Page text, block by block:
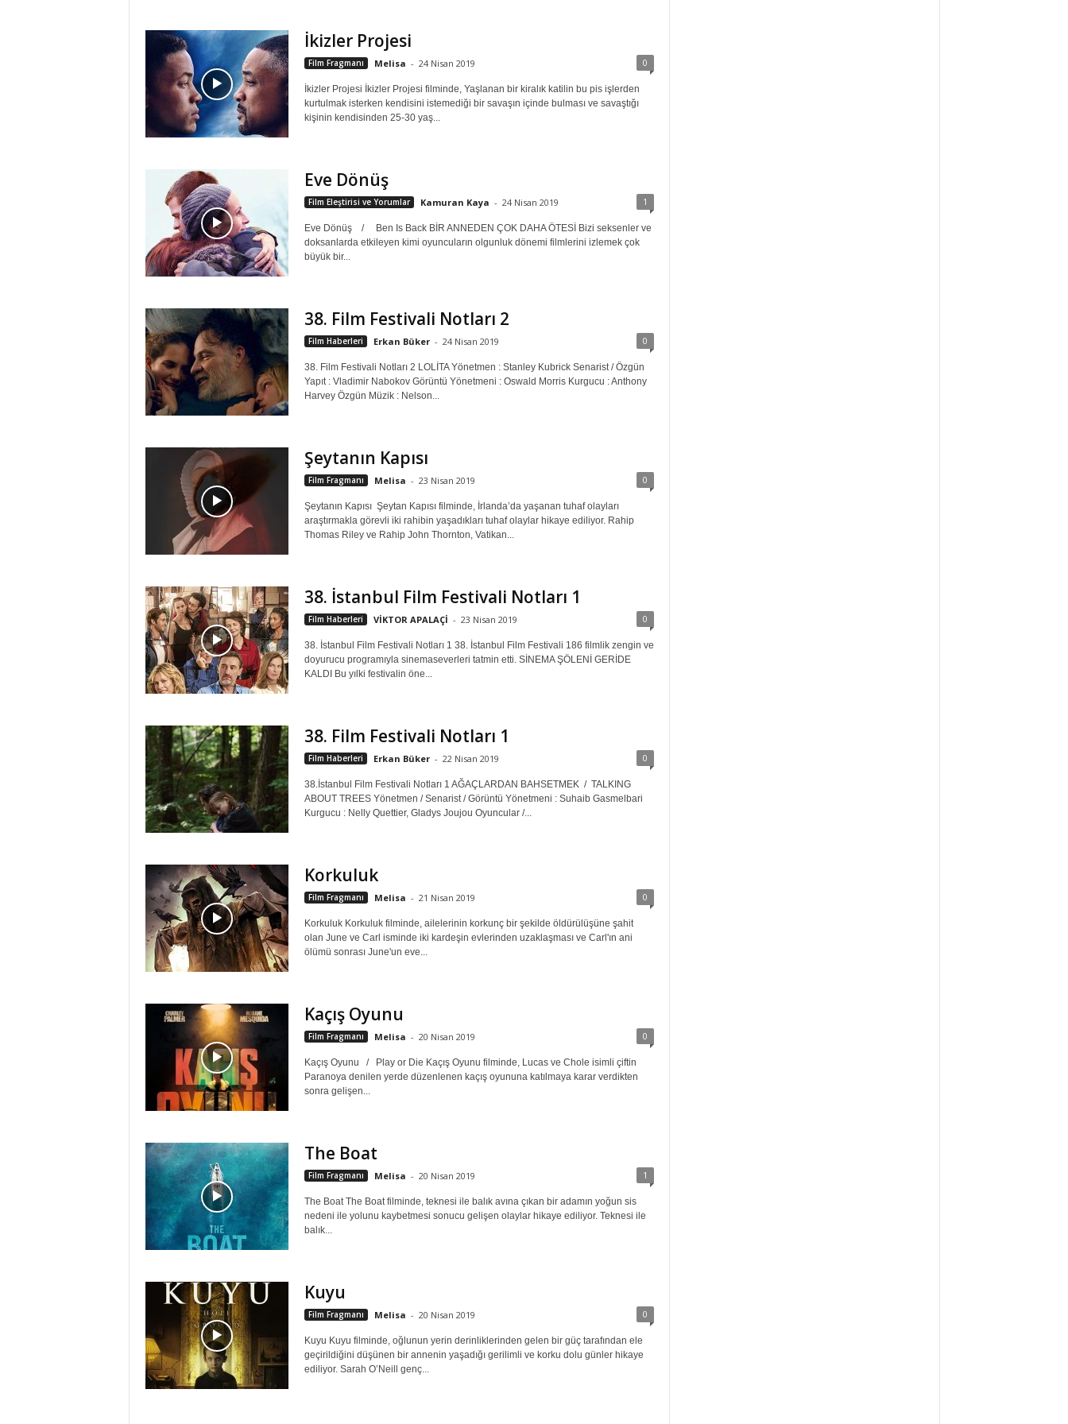
İkizler Projesi
Film Fragmanı Melisa - 24 Nisan 2019 0
İkizler Projesi İkizler Projesi filminde, Yaşlanan bir kiralık katilin bu pis işlerden
kurtulmak isterken kendisini istemediği bir savaşın içinde bulması ve savaştığı
kişinin kendisinden 25-30 yaş...
Eve Dönüş
Film Eleştirisi ve Yorumlar Kamuran Kaya - 24 Nisan 2019 1
Eve Dönüş / Ben Is Back BİR ANNEDEN ÇOK DAHA ÖTESİ Bizi seksenler ve
doksanlarda etkileyen kimi oyuncuların olgunluk dönemi filmlerini izlemek çok
büyük bir...
38. Film Festivali Notları 2
Film Haberleri Erkan Büker - 24 Nisan 2019 0
38. Film Festivali Notları 2 LOLİTA Yönetmen : Stanley Kubrick Senarist / Özgün
Yapıt : Vladimir Nabokov Görüntü Yönetmeni : Oswald Morris Kurgucu : Anthony
Harvey Özgün Müzik : Nelson...
Şeytanın Kapısı
Film Fragmanı Melisa - 23 Nisan 2019 0
Şeytanın Kapısı Şeytan Kapısı filminde, İrlanda’da yaşanan tuhaf olayları
araştırmakla görevli iki rahibin yaşadıkları tuhaf olaylar hikaye ediliyor. Rahip
Thomas Riley ve Rahip John Thornton, Vatikan...
38. İstanbul Film Festivali Notları 1
Film Haberleri VİKTOR APALAÇİ - 23 Nisan 2019 0
38. İstanbul Film Festivali Notları 1 38. İstanbul Film Festivali 186 filmlik zengin ve
doyurucu programıyla sinemaseverleri tatmin etti. SİNEMA ŞÖLENİ GERİDE
KALDI Bu yılki festivalin öne...
38. Film Festivali Notları 1
Film Haberleri Erkan Büker - 22 Nisan 2019 0
38.İstanbul Film Festivali Notları 1 AĞAÇLARDAN BAHSETMEK / TALKING
ABOUT TREES Yönetmen / Senarist / Görüntü Yönetmeni : Suhaib Gasmelbari
Kurgucu : Nelly Quettier, Gladys Joujou Oyuncular /...
Korkuluk
Film Fragmanı Melisa - 21 Nisan 2019 0
Korkuluk Korkuluk filminde, ailelerinin korkunç bir şekilde öldürülüşüne şahit
olan June ve Carl isminde iki kardeşin evlerinden uzaklaşması ve Carl'ın ani
ölümü sonrası June'un eve...
Kaçış Oyunu
Film Fragmanı Melisa - 20 Nisan 2019 0
Kaçış Oyunu / Play or Die Kaçış Oyunu filminde, Lucas ve Chole isimli çiftin
Paranoya denilen yerde düzenlenen kaçış oyununa katılmaya karar verdikten
sonra gelişen...
The Boat
Film Fragmanı Melisa - 20 Nisan 2019 1
The Boat The Boat filminde, teknesi ile balık avına çıkan bir adamın yoğun sis
nedeni ile yolunu kaybetmesi sonucu gelişen olaylar hikaye ediliyor. Teknesi ile
balık...
Kuyu
Film Fragmanı Melisa - 20 Nisan 2019 0
Kuyu Kuyu filminde, oğlunun yerin derinliklerinden gelen bir güç tarafından ele
geçirildiğini düşünen bir annenin yaşadığı gerilimli ve korku dolu günler hikaye
ediliyor. Sarah O’Neill genç...